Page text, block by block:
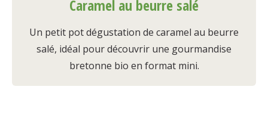
Caramel au beurre salé
Un petit pot dégustation de caramel au beurre
salé, idéal pour découvrir une gourmandise
bretonne bio en format mini.